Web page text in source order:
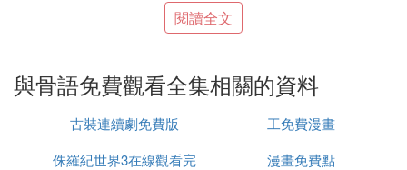
全集擴展閱讀：
助警方推理破案，而對案件本身的步步追蹤偵破大幅
了解剖屍體還勘查現場、分析追查案情，幹了刑偵的
各個工種。
閱讀全文
與骨語免費觀看全集相關的資料
古裝連續劇免費版
工免費漫畫
侏羅紀世界3在線觀看完
漫畫免費點